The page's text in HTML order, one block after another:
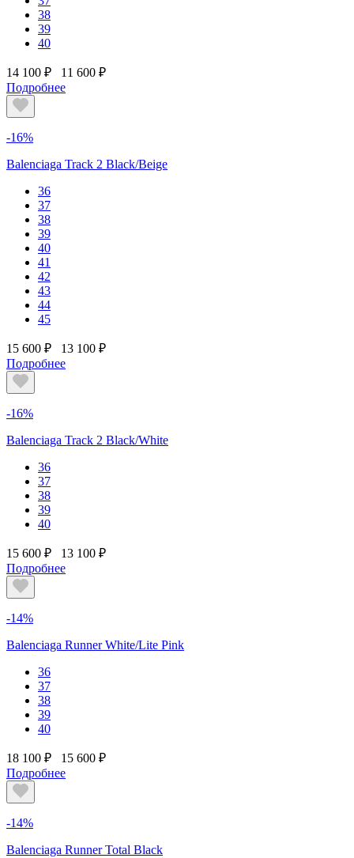
38
39
40
14 100 ₽
11 600 ₽
Подробнее
-16%
Balenciaga Track 2 Black/Beige
36
37
38
39
40
41
42
43
44
45
15 600 ₽
13 100 ₽
Подробнее
-16%
Balenciaga Track 2 Black/White
36
37
38
39
40
15 600 ₽
13 100 ₽
Подробнее
-14%
Balenciaga Runner White/Lite Pink
36
37
38
39
40
18 100 ₽
15 600 ₽
Подробнее
-14%
Balenciaga Runner Total Black